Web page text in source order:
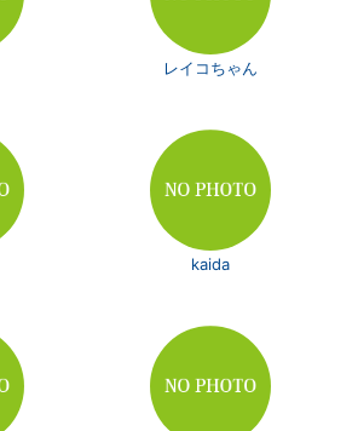
レイコちゃん
kaida